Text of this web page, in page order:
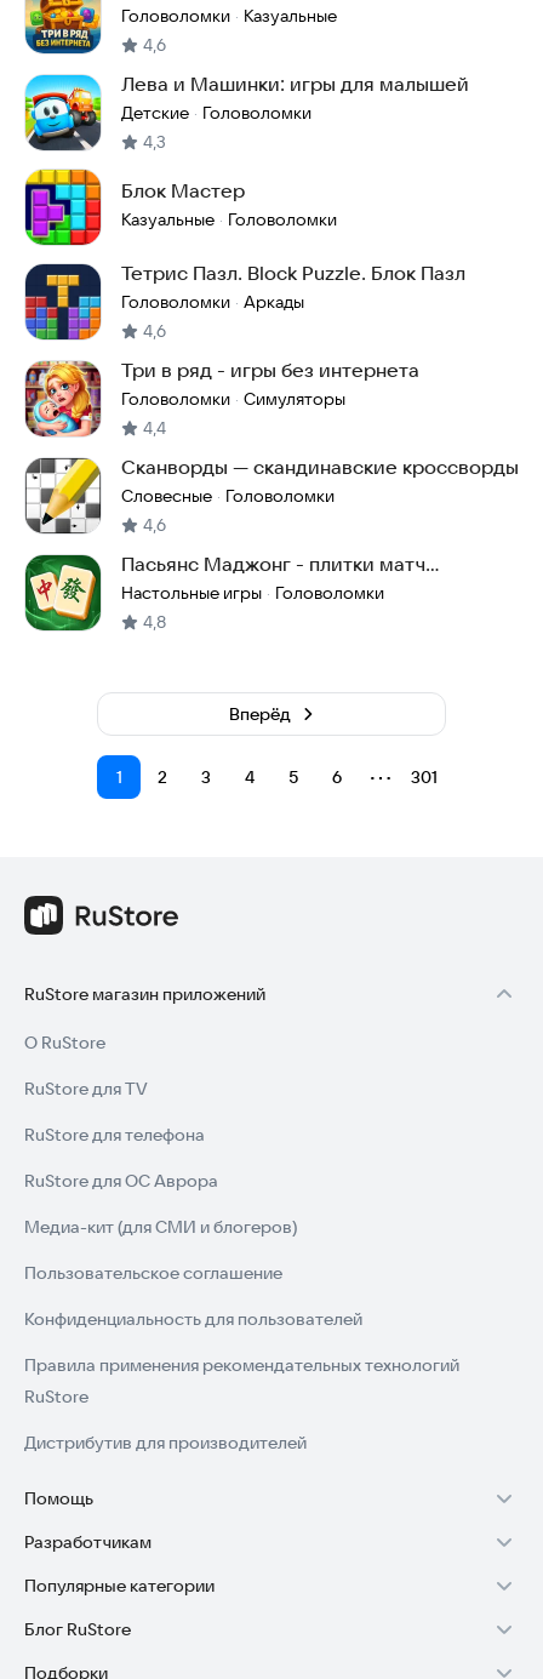
Головоломки · Казуальные
4,6
Лева и Машинки: игры для малышей
Детские · Головоломки
4,3
Блок Мастер
Казуальные · Головоломки
Тетрис Пазл. Block Puzzle. Блок Пазл
Головоломки · Аркады
4,6
Три в ряд - игры без интернета
Головоломки · Симуляторы
4,4
Сканворды — скандинавские кроссворды
Словесные · Головоломки
4,6
Пасьянс Маджонг - плитки матч
головоломка
Настольные игры · Головоломки
4,8
1 2 3 4 5 6 ⋯ 301
Вперёд
RuStore магазин приложений
О RuStore
RuStore для TV
RuStore для телефона
RuStore для ОС Аврора
Медиа-кит (для СМИ и блогеров)
Пользовательское соглашение
Конфиденциальность для пользователей
Правила применения рекомендательных технологий
RuStore
Дистрибутив для производителей
Помощь
Установка RuStore на TV
Установка RuStore на телефон
Установка RuStore в машину
Разработчикам
Зарабатывать с RuStore
Стать разработчиком
Популярные категории
Игры для Android
Блог RuStore
Подборки